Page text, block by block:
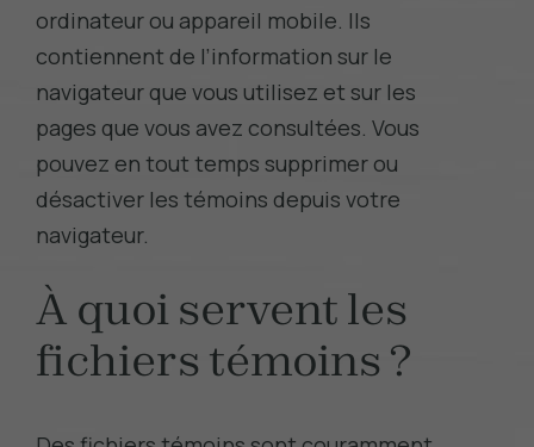
ordinateur ou appareil mobile. Ils
contiennent de l’information sur le
navigateur que vous utilisez et sur les
pages que vous avez consultées. Vous
pouvez en tout temps supprimer ou
désactiver les témoins depuis votre
navigateur.
À quoi servent les
fichiers témoins ?